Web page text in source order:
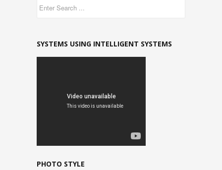
SYSTEMS USING INTELLIGENT SYSTEMS
PHOTO STYLE